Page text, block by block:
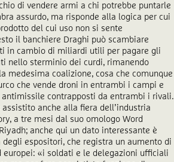
di vendere armi a chi potrebbe puntarle
assurdo, ma risponde alla logica per cui
del cui uso non si sente
il banchiere Draghi può scambiare
in cambio di miliardi utili per pagare gli
nello sterminio dei curdi, rimanendo
medesima coalizione, cosa che comunque
che vende droni in entrambi i campi e
contrapposti da entrambi i rivali.
anche alla fiera dell’industria
a tre mesi dal suo omologo Word
anche qui un dato interessante è
espositori, che registra un aumento di
europei: «i soldati e le delegazioni ufficiali